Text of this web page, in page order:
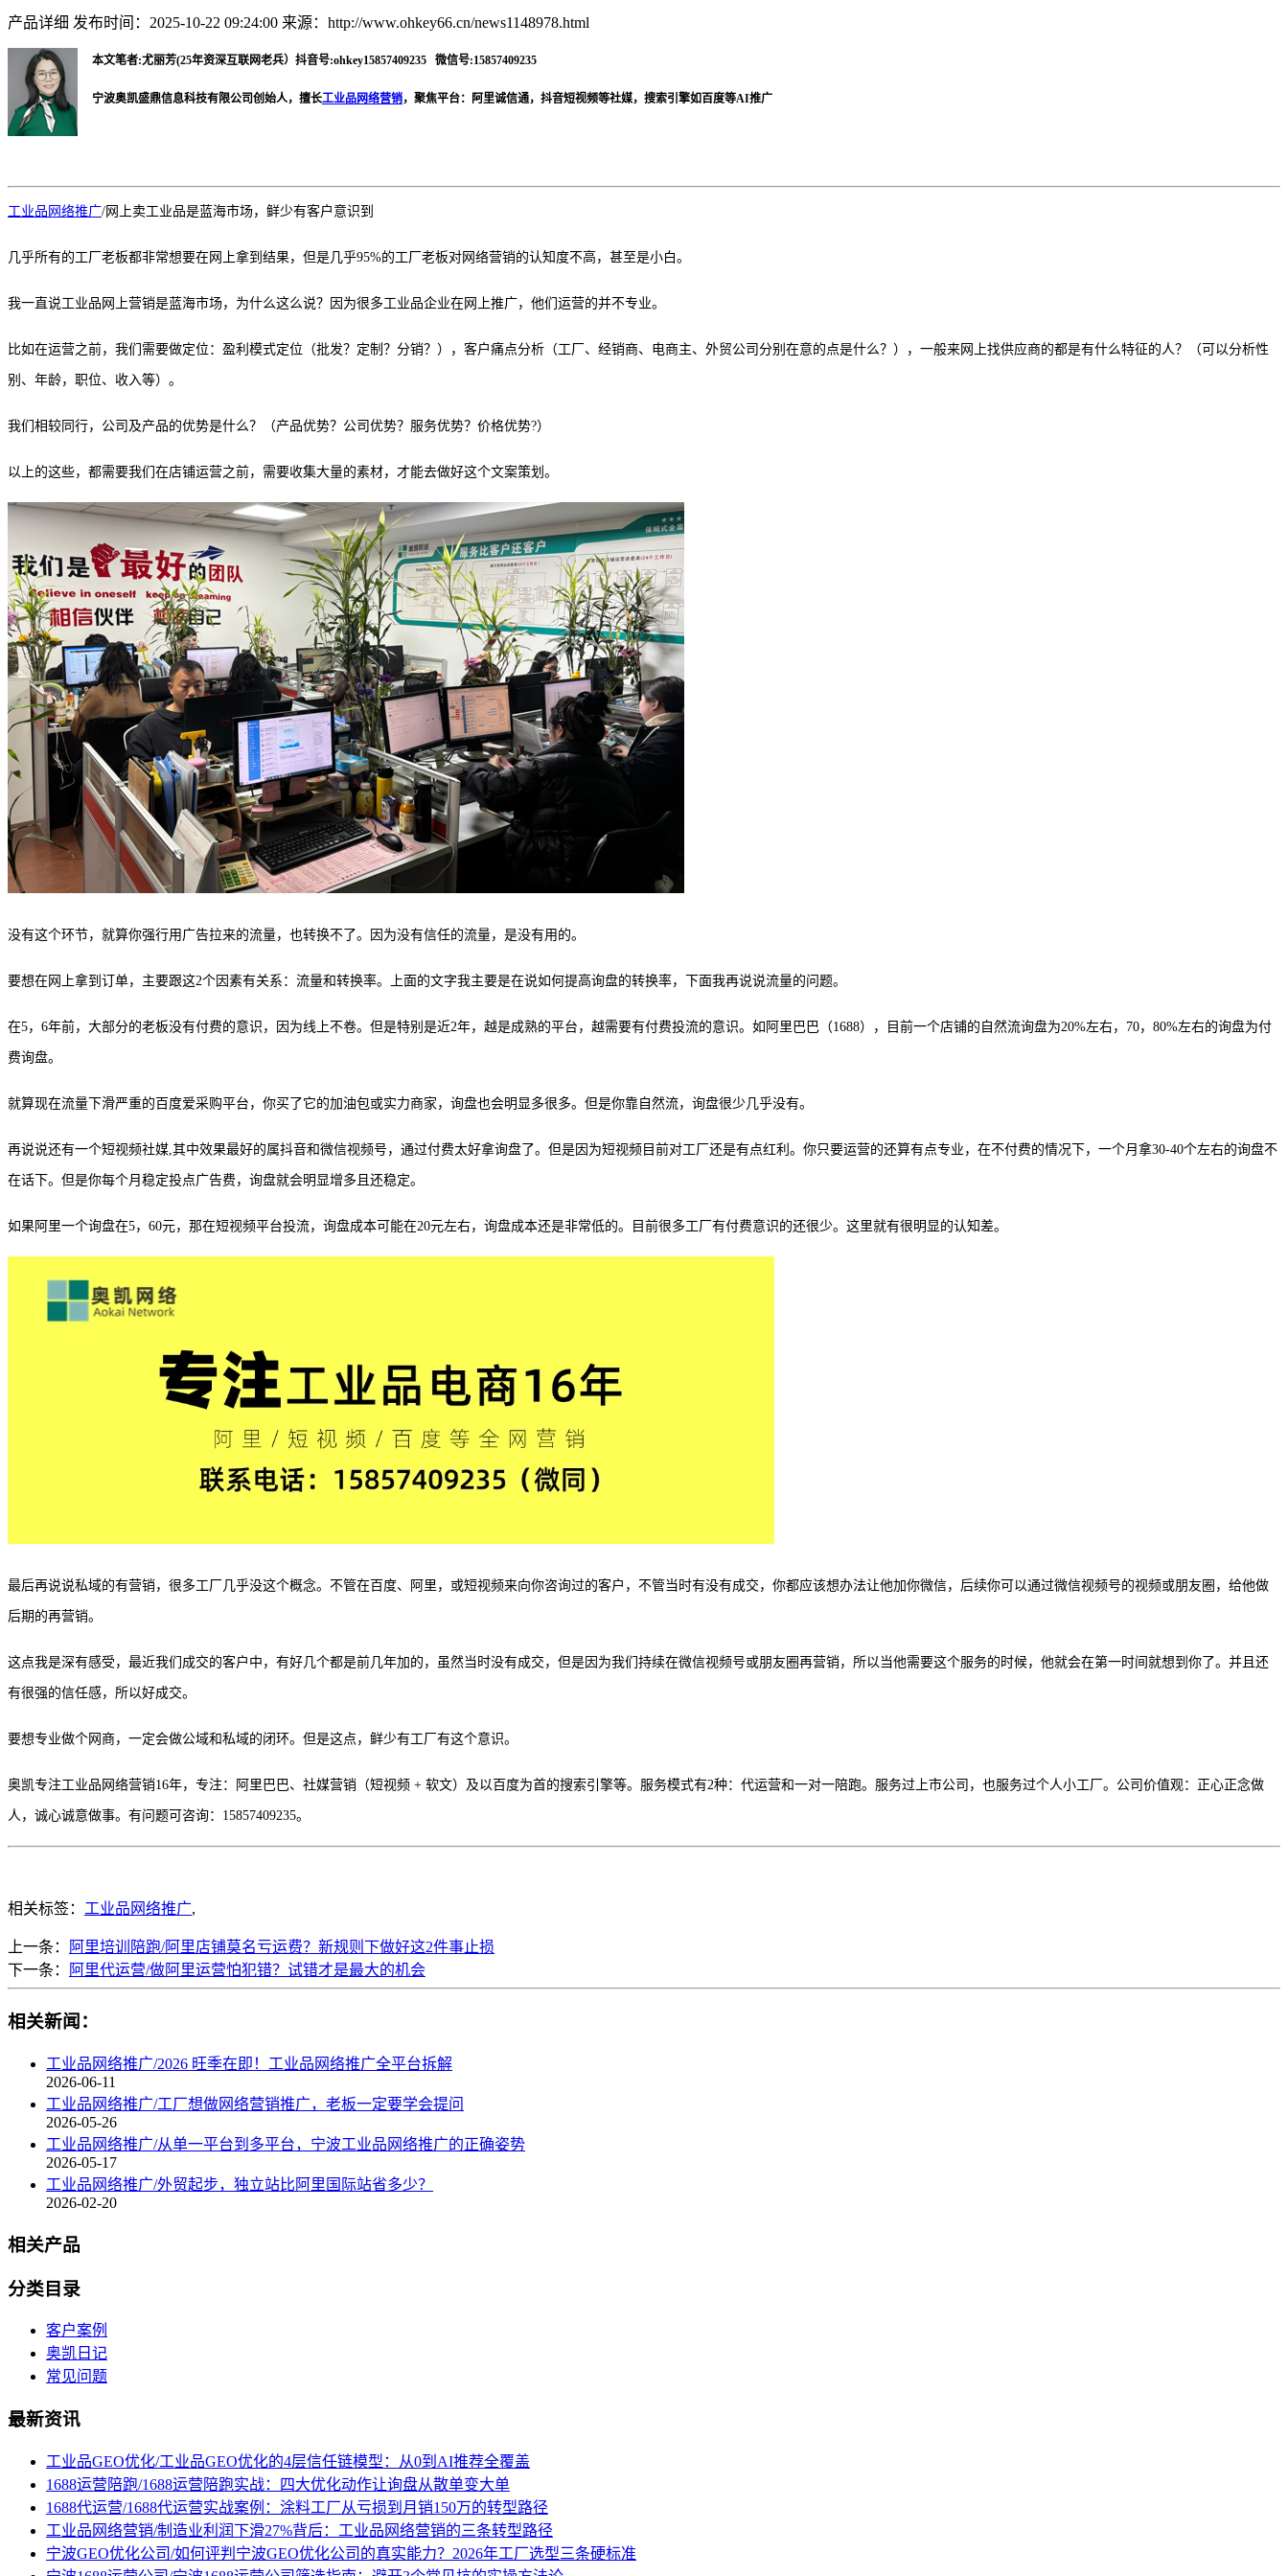
产品详细 发布时间：2025-10-22 09:24:00 来源：http://www.ohkey66.cn/news1148978.html
本文笔者:尤丽芳(25年资深互联网老兵）抖音号:ohkey15857409235 微信号:15857409235
宁波奥凯盛鼎信息科技有限公司创始人，擅长工业品网络营销，聚焦平台：阿里诚信通，抖音短视频等社媒，搜索引擎如百度等AI推广
工业品网络推广/网上卖工业品是蓝海市场，鲜少有客户意识到
几乎所有的工厂老板都非常想要在网上拿到结果，但是几乎95%的工厂老板对网络营销的认知度不高，甚至是小白。
我一直说工业品网上营销是蓝海市场，为什么这么说？因为很多工业品企业在网上推广，他们运营的并不专业。
比如在运营之前，我们需要做定位：盈利模式定位（批发？定制？分销？），客户痛点分析（工厂、经销商、电商主、外贸公司分别在意的点是什么？），一般来网上找供应商的都是有什么特征的人？（可以分析性
别、年龄，职位、收入等） 。
我们相较 同行，公司及产品的优势是什么？（产品优势？公司优势？服务优势？价格优势?）
以上的这些，都需要我们在店铺运营之前，需要收集大量的素材，才能去做好这个文案策划。
没有这个环节，就算你强行用广告拉来的流量，也转换不了。因为没有信任的流量，是没有用的。
要想在网上拿到订单，主要跟这2个因素有关系：流量和转换率。上面的文字我主要是在说如何提高询盘的转换率，下面我再说说流量的问题。
在5，6年前，大部分的老板没有付费的意识，因为线上不卷。但是特别是近2年，越是成熟的平台，越需要有付费投流的意识。如阿里巴巴（1688），目前一个店铺的自然流询盘为20%左右，70，80%左右的询盘为付
费询盘。
就算现在流量下滑严重的百度爱采购平台，你买了它的加油包或实力商家，询盘也会明显多很多。但是你靠自然流，询盘很少几乎没有。
再说说还有一个短视频社媒 ,其中效果最好的属抖音和微信视频号，通过付费太好拿询盘了。但是因为短视频目前对工厂还是有点红利。你只要运营的还算有点专业，在不付费的情况下，一个月拿30-40个左右的询盘不
在话下。但是你每个月稳定投点广告费，询盘就会明显增多且还稳定。
如果阿里一个询盘在5，60元，那在短视频平台投流，询盘成本可能在20元左右，询盘成本还是非常低的。目前很多工厂有付费意识的还很少。这里就有很明显的认知差。
最后再说说私域的有营销，很多工厂几乎没这个概念。不管在百度、阿里，或短视频来向你咨询过的客户，不管当时有没有成交，你都应该想办法让他加你微信，后续你可以通过微信视频号的视频或朋友圈，给他做
后期的再营销。
这点我是深有感受，最近我们成交的客户中，有好几个都是前几年加的，虽然当时没有成交，但是因为我们持续在微信视频号或朋友圈再营销，所以当他需要这个服务的 时候，他就会在第一时间就想到你了。并且还
有很强的信任感，所以好成交。
要想专业做个网商，一定会做公域和私域的闭环。但是这点，鲜少有工厂有这个意识。
奥凯专注工业品网络营销16年，专注：阿里巴巴、社媒营销（短视频 + 软文）及以百度为首的搜索引擎等。服务模式有2种：代运营和一对一陪跑。服务过上市公司，也服务过个人小工厂。公司价值观：正心正念做
人，诚心诚意做事。有问题可咨询：15857409235。
相关标签： 工业品网络推广,
上一条：
阿里培训陪跑/阿里店铺莫名亏运费？新规则下做好这2件事止损
下一条：
阿里代运营/做阿里运营怕犯错？试错才是最大的机会
相关新闻：
工业品网络推广/2026 旺季在即！工业品网络推广全平台拆解
2026-06-11
工业品网络推广/工厂想做网络营销推广，老板一定要学会提问
2026-05-26
工业品网络推广/从单一平台到多平台，宁波工业品网络推广的正确姿势
2026-05-17
工业品网络推广/外贸起步，独立站比阿里国际站省多少？
2026-02-20
相关产品
分类目录
客户案例
奥凯日记
常见问题
最新资讯
工业品GEO优化/工业品GEO优化的4层信任链模型：从0到AI推荐全覆盖
1688运营陪跑/1688运营陪跑实战：四大优化动作让询盘从散单变大单
1688代运营/1688代运营实战案例：涂料工厂从亏损到月销150万的转型路径
工业品网络营销/制造业利润下滑27%背后：工业品网络营销的三条转型路径
宁波GEO优化公司/如何评判宁波GEO优化公司的真实能力？2026年工厂选型三条硬标准